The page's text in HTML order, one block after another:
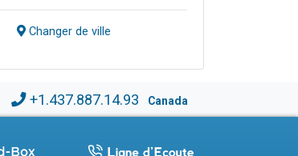
Changer de ville
+1.437.887.14.93 Canada